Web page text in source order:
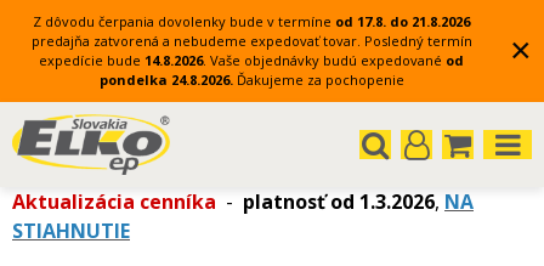
Z dôvodu čerpania dovolenky bude v termíne od 17.8. do 21.8.2026
predajňa zatvorená a nebudeme expedovať tovar. Posledný termín
expedície bude 14.8.2026. Vaše objednávky budú expedované od
pondelka 24.8.2026. Ďakujeme za pochopenie
×
Aktualizácia cenníka - platnosť od 1.3.2026, NA
STIAHNUTIE